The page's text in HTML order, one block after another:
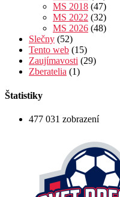
MS 2018 (47)
MS 2022 (32)
MS 2026 (48)
Slečny (52)
Tento web (15)
Zaujímavosti (29)
Zberatelia (1)
Štatistiky
477 031 zobrazení